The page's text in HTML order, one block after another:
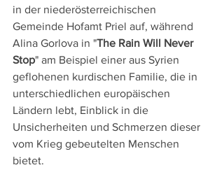
in der niederösterreichischen
Gemeinde Hofamt Priel auf, während
Alina Gorlova in "The Rain Will Never
Stop" am Beispiel einer aus Syrien
geflohenen kurdischen Familie, die in
unterschiedlichen europäischen
Ländern lebt, Einblick in die
Unsicherheiten und Schmerzen dieser
vom Krieg gebeutelten Menschen
bietet.